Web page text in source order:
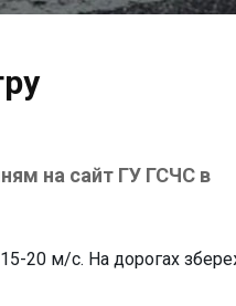
на сайт ГУ ГСЧС в
15-20 м/с. На дорогах